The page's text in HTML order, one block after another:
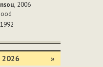
, 2006
2026 »